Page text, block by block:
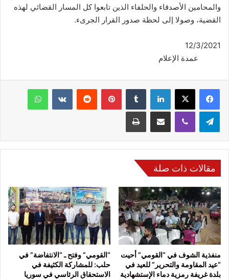
والمحامين الأصدقاء والحلفاء الذين تابعوا كل المسار القضائي لهذه
القضية، وصولا إلى لحظة صدور القرار الجرىء.
عمدة الإعلام
فيسبوك لينكدإن بينتيريست
مقالات ذات صلة
منفذية الشوف في “القومي” أحيت
“عيد المقاومة والتحرير” للعيد في
بلدة غريفة رمزية دماء الإستشهادية
“القومي” وفتح ـ “الانتفاضة” في
حلب: للمشاركة الكثيفة في
الاستحقاق الرئاسي في سوريا